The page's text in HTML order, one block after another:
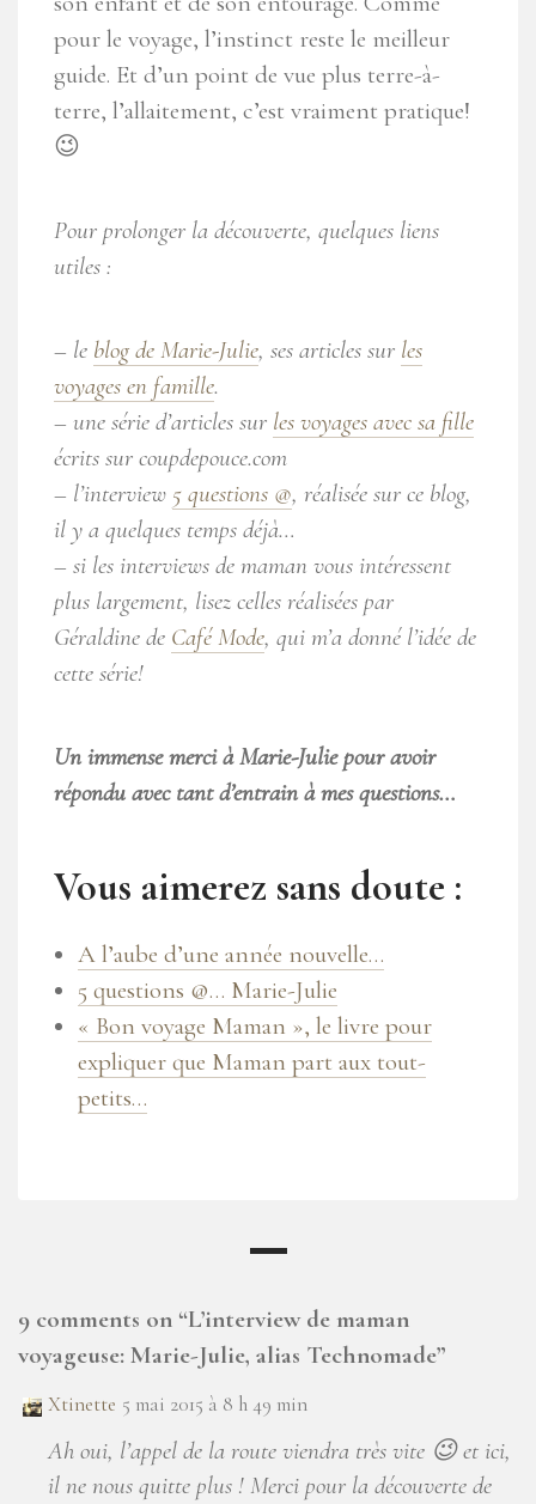
pour le voyage, l’instinct reste le meilleur
guide. Et d’un point de vue plus terre-à-
terre, l’allaitement, c’est vraiment pratique!
😉
Pour prolonger la découverte, quelques liens
utiles :
– le blog de Marie-Julie, ses articles sur les
voyages en famille.
– une série d’articles sur les voyages avec sa fille
écrits sur coupdepouce.com
– l’interview 5 questions @, réalisée sur ce blog,
il y a quelques temps déjà…
– si les interviews de maman vous intéressent
plus largement, lisez celles réalisées par
Géraldine de Café Mode, qui m’a donné l’idée de
cette série!
Un immense merci à Marie-Julie pour avoir
répondu avec tant d’entrain à mes questions…
Vous aimerez sans doute :
A l’aube d’une année nouvelle…
5 questions @… Marie-Julie
« Bon voyage Maman », le livre pour
expliquer que Maman part aux tout-
petits…
9 comments on “L’interview de maman
voyageuse: Marie-Julie, alias Technomade”
Xtinette 5 mai 2015 à 8 h 49 min
Ah oui, l’appel de la route viendra très vite 😉 et ici,
il ne nous quitte plus ! Merci pour la découverte de